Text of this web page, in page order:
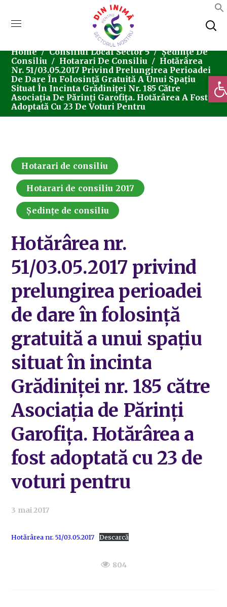
Home Consiliul Local Sector 5
Ședințe De
Consiliu
Hotarari De Consiliu
Hotărârea
Nr. 51/03.05.2017 Privind Prelungirea Perioadei
De Dare În Folosință Gratuită A Unui Spațiu
Situat În Incinta Grădiniței Nr. 185 Către
Asociația De Părinți Garofița. Hotărârea A Fost
Adoptată Cu 23 De Voturi Pentru
Hotarari de consiliu
Hotarari de consiliu 2017
Ședințe de consiliu
Hotărârea nr.
51/03.05.2017 privind
prelungirea perioadei
de dare în folosință
gratuită a unui spațiu
situat în incinta
Grădiniței nr. 185 către
Asociația de Părinți
Garofița. Hotărârea a
fost adoptată cu 23 de
voturi pentru
3 mai 2017
Hotărârea nr. 51/03.05.2017 Descarcă
804